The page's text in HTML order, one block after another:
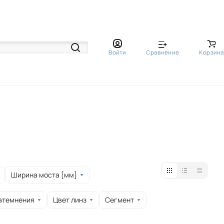
Войти Сравнение Корзина
Ширина моста [мм]
Цвет линз Сегмент